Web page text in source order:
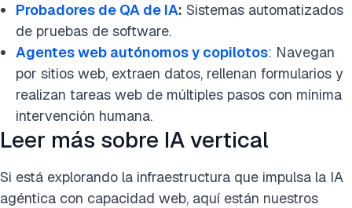
Probadores de QA de IA: Sistemas automatizados
de pruebas de software.
Agentes web autónomos y copilotos: Navegan
por sitios web, extraen datos, rellenan formularios y
realizan tareas web de múltiples pasos con mínima
intervención humana.
Leer más sobre IA vertical
Si está explorando la infraestructura que impulsa la IA
agéntica con capacidad web, aquí están nuestros